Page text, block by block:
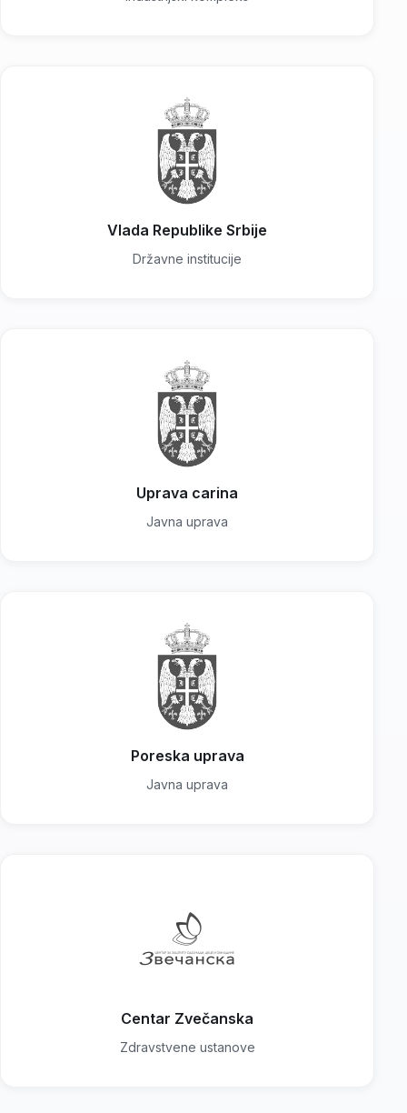
Vlada Republike Srbije
Državne institucije
Uprava carina
Javna uprava
Poreska uprava
Javna uprava
Centar Zvečanska
Zdravstvene ustanove